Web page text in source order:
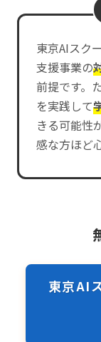
東京AIスク
支援事業の
前提です。
を実践して
きる可能性
感な方ほど
東京AI